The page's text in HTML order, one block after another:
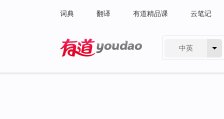
词典 翻译 有道精品课 云笔记
中英